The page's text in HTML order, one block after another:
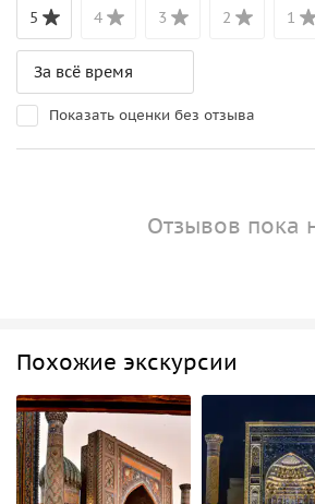
5 4 3 2 1
Показать оценки без отзыва
Отзывов пока
Похожие экскурсии